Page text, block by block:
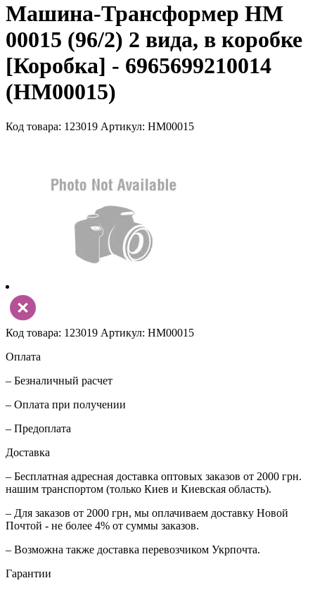
Машина-Трансформер HM
00015 (96/2) 2 вида, в коробке
[Коробка] - 6965699210014
(HM00015)
Код товара: 123019 Артикул: HM00015
Код товара: 123019 Артикул: HM00015
Оплата
– Безналичный расчет
– Оплата при получении
– Предоплата
Доставка
– Бесплатная адресная доставка оптовых заказов от 2000 грн.
нашим транспортом (только Киев и Киевская область).
– Для заказов от 2000 грн, мы оплачиваем доставку Новой
Почтой - не более 4% от суммы заказов.
– Возможна также доставка перевозчиком Укрпочта.
Гарантии